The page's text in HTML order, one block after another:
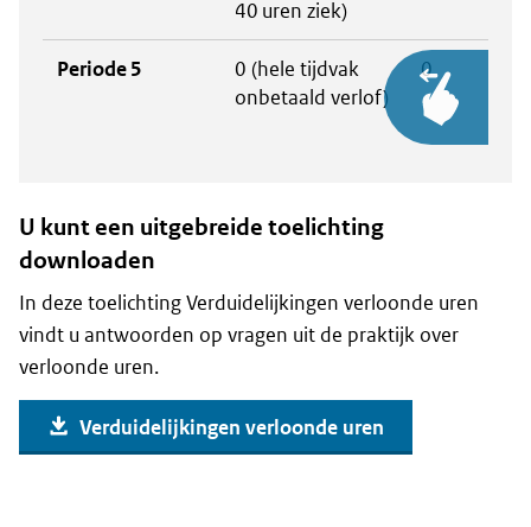
40 uren ziek)
Periode 5
0 (hele tijdvak
onbetaald verlof)
0
U kunt een uitgebreide toelichting
downloaden
In deze toelichting Verduidelijkingen verloonde uren
vindt u antwoorden op vragen uit de praktijk over
verloonde uren.
Verduidelijkingen verloonde uren